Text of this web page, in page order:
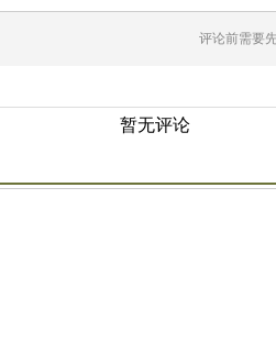
评论前需要
暂无评论